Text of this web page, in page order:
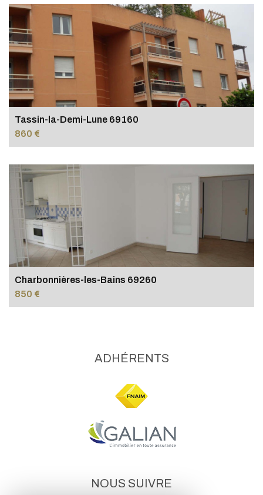
Tassin-la-Demi-Lune 69160
860 €
Charbonnières-les-Bains 69260
850 €
NOUS SUIVRE
ADHÉRENTS